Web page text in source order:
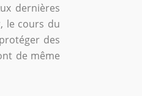
dernières
le cours du
des
de même